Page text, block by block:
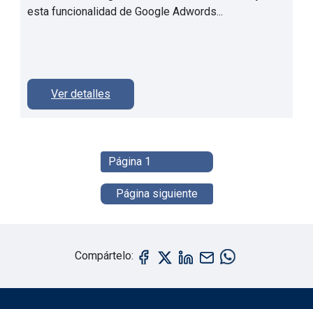
esta funcionalidad de Google Adwords...
Ver detalles
Página 1
Siguiente página
Página siguiente
Compártelo: